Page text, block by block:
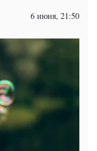
6 июня, 21:50